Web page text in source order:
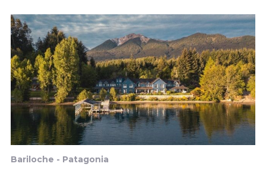
Bariloche - Patagonia